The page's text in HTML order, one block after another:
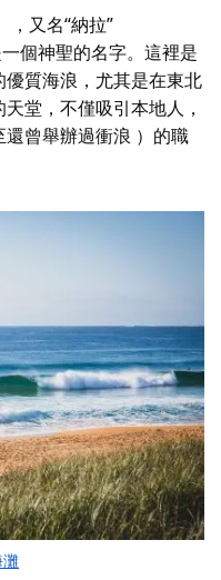
又名“納拉”
個神聖的名字。這裡是
質海浪，尤其是在東北
堂，不僅吸引本地人，
曾舉辦過衝浪 ）的職